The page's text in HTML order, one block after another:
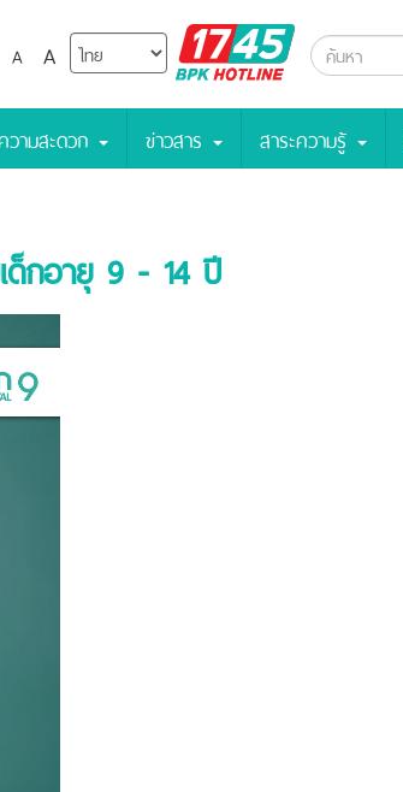
A A
BPK
Hotline
ามสะดวก ข่าวสาร สาระความรู้
ด็กอายุ 9 - 14 ปี